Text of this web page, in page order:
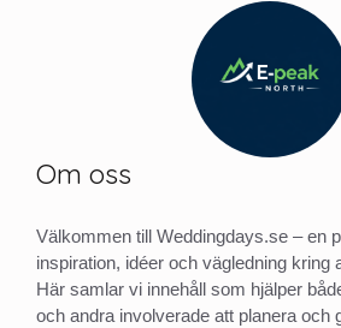
Om oss
Välkommen till Weddingdays.se – en
inspiration, idéer och vägledning kring
Här samlar vi innehåll som hjälper
och andra involverade att planera och